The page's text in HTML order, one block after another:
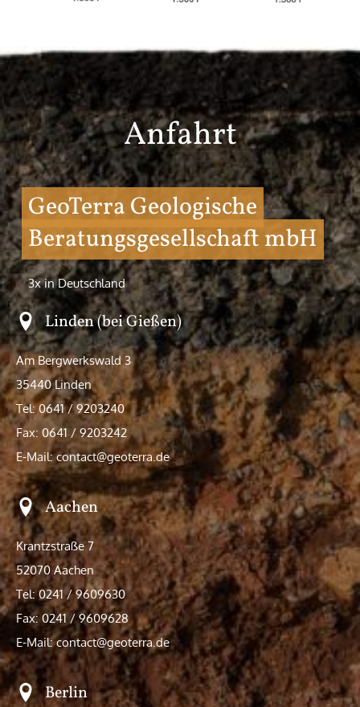
Anfahrt
GeoTerra Geologische
Beratungsgesellschaft mbH
3x in Deutschland
Linden (bei Gießen)
Am Bergwerkswald 3
35440 Linden
Tel: 0641 / 9203240
Fax: 0641 / 9203242
E-Mail: contact@geoterra.de
Aachen
Krantzstraße 7
52070 Aachen
Tel: 0241 / 9609630
Fax: 0241 / 9609628
E-Mail: contact@geoterra.de
Berlin